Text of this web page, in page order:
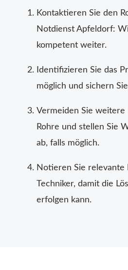
Kontaktieren Sie den
Notdienst Apfeldorf:
kompetent weiter.
Identifizieren Sie das
möglich und sichern
Vermeiden Sie weitere
Rohre und stellen Sie
ab, falls möglich.
Notieren Sie
Techniker, damit die
erfolgen kann.